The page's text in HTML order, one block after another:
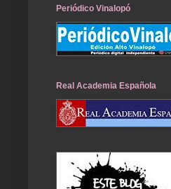
Periódico Vinalopó
Real Academia Española